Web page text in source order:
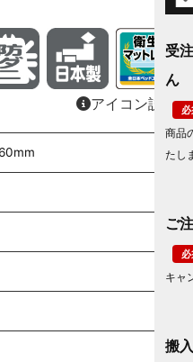
アイコン説明
受
ん
商品
たし
ご
キャ
搬